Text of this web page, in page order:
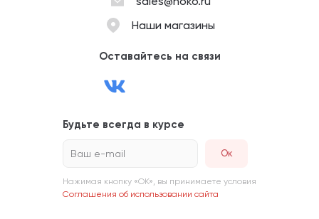
Наши магазины
Оставайтесь на связи
Будьте всегда в курсе
Ваш e-mail
Нажимая кнопку «ОК», вы принимаете условия
Соглашения об использовании сайта